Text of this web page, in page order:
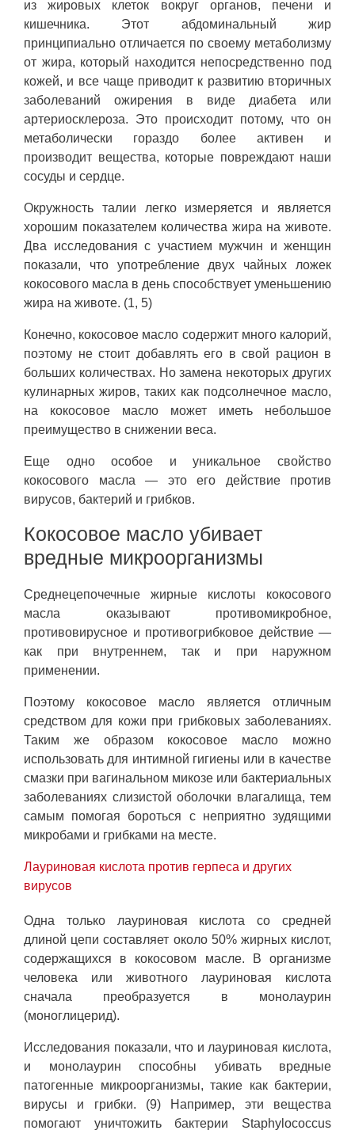
из жировых клеток вокруг органов, печени и
кишечника. Этот абдоминальный жир
принципиально отличается по своему метаболизму
от жира, который находится непосредственно под
кожей, и все чаще приводит к развитию вторичных
заболеваний ожирения в виде диабета или
артериосклероза. Это происходит потому, что он
метаболически гораздо более активен и
производит вещества, которые повреждают наши
сосуды и сердце.
Окружность талии легко измеряется и является
хорошим показателем количества жира на животе.
Два исследования с участием мужчин и женщин
показали, что употребление двух чайных ложек
кокосового масла в день способствует уменьшению
жира на животе. (1, 5)
Конечно, кокосовое масло содержит много калорий,
поэтому не стоит добавлять его в свой рацион в
больших количествах. Но замена некоторых других
кулинарных жиров, таких как подсолнечное масло,
на кокосовое масло может иметь небольшое
преимущество в снижении веса.
Еще одно особое и уникальное свойство
кокосового масла — это его действие против
вирусов, бактерий и грибков.
Кокосовое масло убивает
вредные микроорганизмы
Среднецепочечные жирные кислоты кокосового
масла оказывают противомикробное,
противовирусное и противогрибковое действие —
как при внутреннем, так и при наружном
применении.
Поэтому кокосовое масло является отличным
средством для кожи при грибковых заболеваниях.
Таким же образом кокосовое масло можно
использовать для интимной гигиены или в качестве
смазки при вагинальном микозе или бактериальных
заболеваниях слизистой оболочки влагалища, тем
самым помогая бороться с неприятно зудящими
микробами и грибками на месте.
Лауриновая кислота против герпеса и других
вирусов
Одна только лауриновая кислота со средней
длиной цепи составляет около 50% жирных кислот,
содержащихся в кокосовом масле. В организме
человека или животного лауриновая кислота
сначала преобразуется в монолаурин
(моноглицерид).
Исследования показали, что и лауриновая кислота,
и монолаурин способны убивать вредные
патогенные микроорганизмы, такие как бактерии,
вирусы и грибки. (9) Например, эти вещества
помогают уничтожить бактерии Staphylococcus